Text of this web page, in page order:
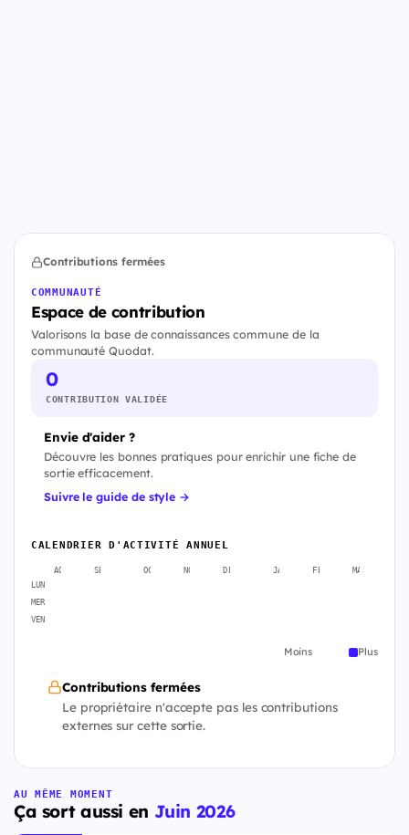
Contributions fermées
COMMUNAUTÉ
Espace de contribution
Valorisons la base de connaissances commune de la
communauté Quodat.
0
CONTRIBUTION VALIDÉE
Envie d'aider ?
Découvre les bonnes pratiques pour enrichir une fiche de
sortie efficacement.
Suivre le guide de style →
CALENDRIER D'ACTIVITÉ ANNUEL
AOÛT SEPT. OCT. NOV. DÉC. JANV. FÉVR. MARS
LUN
MER
VEN
Moins Plus
Contributions fermées
Le propriétaire n'accepte pas les contributions
externes sur cette sortie.
AU MÊME MOMENT
Ça sort aussi en Juin 2026